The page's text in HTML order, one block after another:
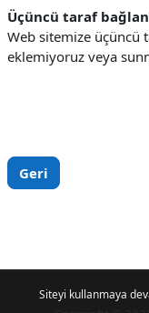
Siteyi kullanmaya
Üçüncü taraf
Web sitemize üçüncü
eklemiyoruz veya
Geri